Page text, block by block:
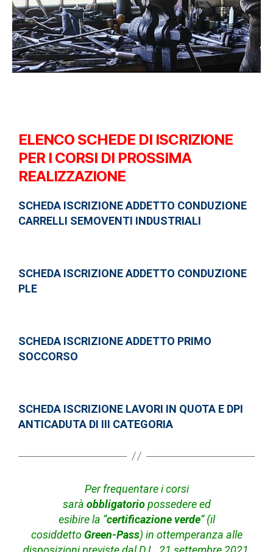
ELENCO SCHEDE DI ISCRIZIONE
PER I CORSI DI PROSSIMA
REALIZZAZIONE
SCHEDA ISCRIZIONE ADDETTO CONDUZIONE
CARRELLI SEMOVENTI INDUSTRIALI
SCHEDA ISCRIZIONE ADDETTO CONDUZIONE
PLE
SCHEDA ISCRIZIONE ADDETTO PRIMO
SOCCORSO
SCHEDA ISCRIZIONE LAVORI IN QUOTA E DPI
ANTICADUTA DI III CATEGORIA
Per frequentare i corsi
sarà obbligatoriopossedere ed
esibire la “certificazione verde” (il
cosiddettoGreen-Pass) in ottemperanza alle